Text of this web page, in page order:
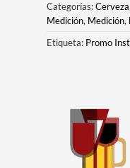
Categorías:Cerveza
Medición, Medición,
Etiqueta: Promo